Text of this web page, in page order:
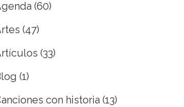
(60)
(47)
(33)
(1)
con historia (13)